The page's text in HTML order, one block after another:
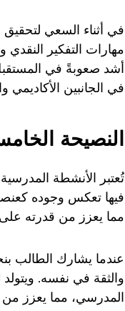
في أثناء السعي
مهارات التفكير النقدي
أشد صعوبةً في
في الجانبين
النصيحة
تُعتبر الأنشطة
فيها تعكس وجوده
مما يعزز من قدرته
عندما يشارك الطالب
والثقة في نفسه.
المدرسي، مما يعزز من